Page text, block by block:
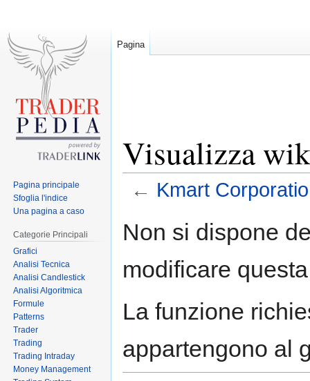
Visualizza
← Kmart
toto
Non si dispone
modificare
La funzione
appartengono al
Pagina
Pagina principale
Sfoglia l'indice
Una pagina a caso
Categorie Principali
Grafici
Analisi Tecnica
Analisi Candlestick
Analisi Algoritmica
Formule
Patterns
Trader
Trading
Trading Intraday
Money Management